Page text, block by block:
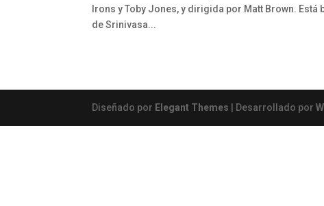
Irons y Toby Jones, y dirigida por Matt Brown.
de Srinivasa...
Diseñado por Elegant Themes | Desarrollado por